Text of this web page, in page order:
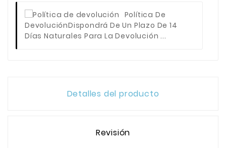
Política De
DevoluciónDispondrá De Un Plazo De 14
Días Naturales Para La Devolución ...
Detalles del producto
Revisión